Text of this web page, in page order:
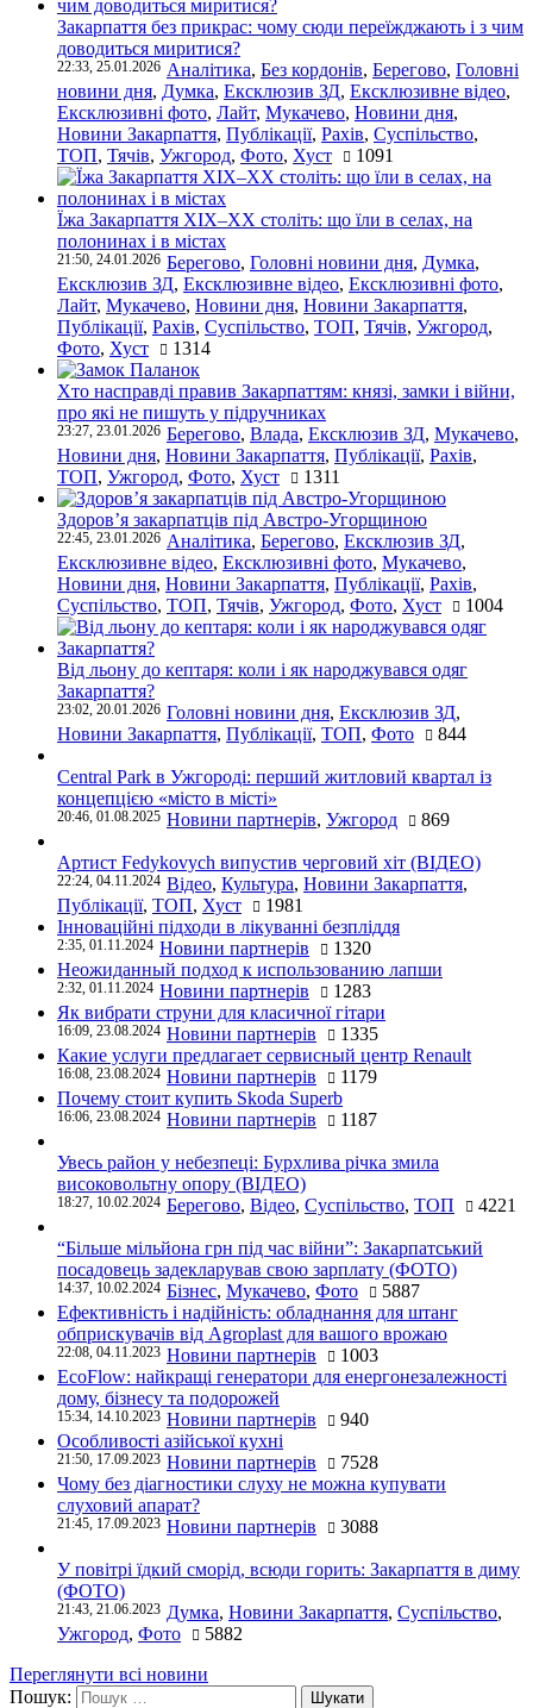
Закарпаття без прикрас: чому сюди переїжджають і з чим
доводиться миритися?
22:33, 25.01.2026 Аналітика, Без кордонів, Берегово, Головні
новини дня, Думка, Ексклюзив ЗД, Ексклюзивне відео,
Ексклюзивні фото, Лайт, Мукачево, Новини дня,
Новини Закарпаття, Публікації, Рахів, Суспільство,
ТОП, Тячів, Ужгород, Фото, Хуст 1091
Їжа Закарпаття ХІХ–ХХ століть: що їли в селах, на
полонинах і в містах
21:50, 24.01.2026 Берегово, Головні новини дня, Думка,
Ексклюзив ЗД, Ексклюзивне відео, Ексклюзивні фото,
Лайт, Мукачево, Новини дня, Новини Закарпаття,
Публікації, Рахів, Суспільство, ТОП, Тячів, Ужгород,
Фото, Хуст 1314
Хто насправді правив Закарпаттям: князі, замки і війни,
про які не пишуть у підручниках
23:27, 23.01.2026 Берегово, Влада, Ексклюзив ЗД, Мукачево,
Новини дня, Новини Закарпаття, Публікації, Рахів,
ТОП, Ужгород, Фото, Хуст 1311
Здоров’я закарпатців під Австро-Угорщиною
22:45, 23.01.2026 Аналітика, Берегово, Ексклюзив ЗД,
Ексклюзивне відео, Ексклюзивні фото, Мукачево,
Новини дня, Новини Закарпаття, Публікації, Рахів,
Суспільство, ТОП, Тячів, Ужгород, Фото, Хуст 1004
Від льону до кептаря: коли і як народжувався одяг
Закарпаття?
23:02, 20.01.2026 Головні новини дня, Ексклюзив ЗД,
Новини Закарпаття, Публікації, ТОП, Фото 844
Central Park в Ужгороді: перший житловий квартал із
концепцією «місто в місті»
20:46, 01.08.2025 Новини партнерів, Ужгород 869
Артист Fedykovych випустив черговий хіт (ВІДЕО)
22:24, 04.11.2024 Відео, Культура, Новини Закарпаття,
Публікації, ТОП, Хуст
1981
Інноваційні підходи в лікуванні безпліддя
2:35, 01.11.2024 Новини партнерів
1320
Неожиданный подход к использованию лапши
2:32, 01.11.2024 Новини партнерів
1283
Як вибрати струни для класичної гітари
16:09, 23.08.2024 Новини партнерів
1335
Какие услуги предлагает сервисный центр Renault
16:08, 23.08.2024 Новини партнерів
1179
Почему стоит купить Skoda Superb
16:06, 23.08.2024 Новини партнерів 1187
Увесь район у небезпеці: Бурхлива річка змила
високовольтну опору (ВІДЕО)
18:27, 10.02.2024 Берегово, Відео, Суспільство, ТОП 4221
“Більше мільйона грн під час війни”: Закарпатський
посадовець задекларував свою зарплату (ФОТО)
14:37, 10.02.2024 Бізнес, Мукачево, Фото
5887
Ефективність і надійність: обладнання для штанг
обприскувачів від Agroplast для вашого врожаю
22:08, 04.11.2023 Новини партнерів
1003
EcoFlow: найкращі генератори для енергонезалежності
дому, бізнесу та подорожей
15:34, 14.10.2023 Новини партнерів
940
Особливості азійської кухні
21:50, 17.09.2023 Новини партнерів
7528
Чому без діагностики слуху не можна купувати
слуховий апарат?
21:45, 17.09.2023 Новини партнерів 3088
У повітрі їдкий сморід, всюди горить: Закарпаття в диму
(ФОТО)
21:43, 21.06.2023 Думка, Новини Закарпаття, Суспільство,
Ужгород, Фото
5882
Переглянути всі новини
Пошук: